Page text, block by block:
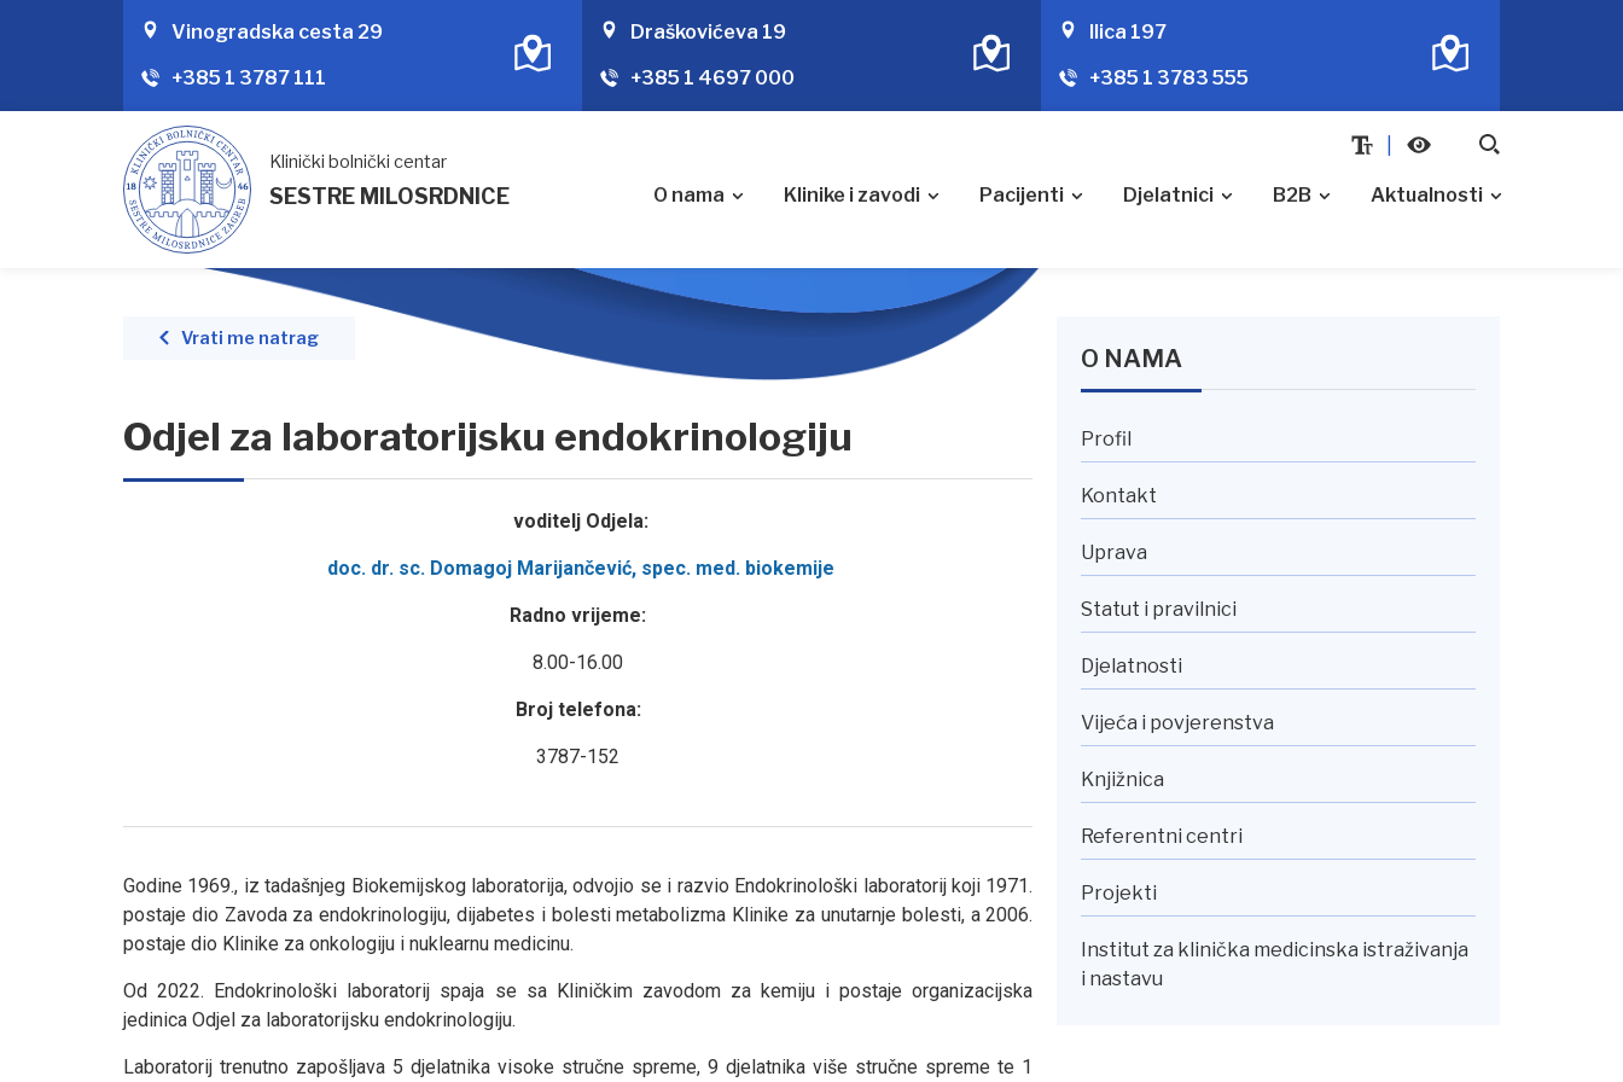
Vinogradska cesta 29
+385 1 3787 111
Draškovićeva 19
+385 1 4697 000
Ilica 197
+385 1 3783 555
Klinički bolnički centar
SESTRE MILOSRDNICE O nama Klinike i zavodi Pacijenti Djelatnici B2B Aktualnosti
Vrati me natrag
Odjel za laboratorijsku endokrinologiju
voditelj Odjela:
doc. dr. sc. Domagoj Marijančević, spec. med. biokemije
Radno vrijeme:
8.00-16.00
Broj telefona:
3787-152
Godine 1969., iz tadašnjeg Biokemijskog laboratorija, odvojio se i razvio Endokrinološki laboratorij koji 1971.
postaje dio Zavoda za endokrinologiju, dijabetes i bolesti metabolizma Klinike za unutarnje bolesti, a 2006.
postaje dio Klinike za onkologiju i nuklearnu medicinu.
Od 2022. Endokrinološki laboratorij spaja se sa Kliničkim zavodom za kemiju i postaje organizacijska
jedinica Odjel za laboratorijsku endokrinologiju.
Laboratorij trenutno zapošljava 5 djelatnika visoke stručne spreme, 9 djelatnika više stručne spreme te 1
O NAMA
Profil
Kontakt
Uprava
Statut i pravilnici
Djelatnosti
Vijeća i povjerenstva
Knjižnica
Referentni centri
Projekti
Institut za klinička medicinska istraživanja
i nastavu